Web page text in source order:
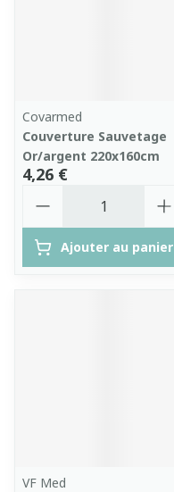
Covarmed
Couverture Sauvetage
Or/argent 220x160cm
4,26 €
Ajouter au panier
VF Med